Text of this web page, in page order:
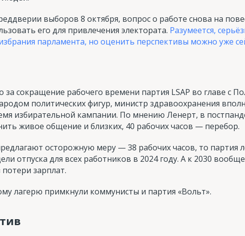
выборов 8 октября, вопрос о работе снова на
его для привлечения электората. Разумеется,
парламента, но оценить перспективы можно уже
за сокращение рабочего времени партия LSAP во главе с
политических фигур, министр здравоохранения
избирательной кампании. По мнению Ленерт, в
живое общение и близких, 40 рабочих часов — перебор.
осторожную меру — 38 рабочих часов, то партия
отпуска для всех работников в 2024 году. А к 2030
зарплат.
лагерю примкнули коммунисты и партия «Вольт».